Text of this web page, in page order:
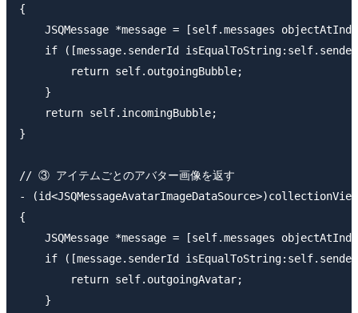
{
JSQMessage *message = [self.messages
if ([message.senderId
        return self.outgoingBubble;
    }
    return self.incomingBubble;
}
// ③ アイテムごとのアバター画像を返す
-
{
JSQMessage *message = [self.messages
if ([message.senderId
        return self.outgoingAvatar;
    }